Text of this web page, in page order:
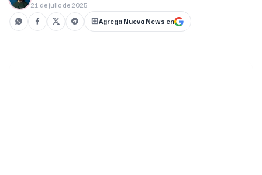
21 de julio de 2025
Agrega Nueva News en